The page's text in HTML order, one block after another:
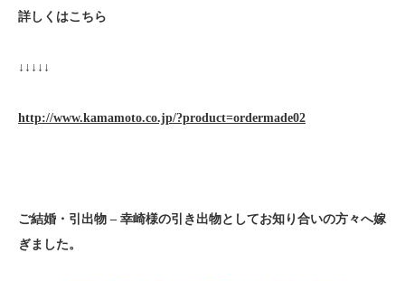
詳しくはこちら
↓↓↓↓↓
http://www.kamamoto.co.jp/?product=ordermade02
ご結婚・引出物 – 幸崎様の引き出物としてお知り合いの方々へ嫁
ぎました。